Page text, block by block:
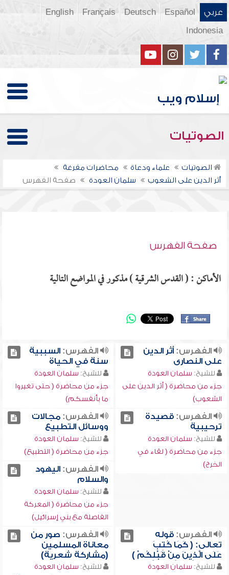
عربي Español
Deutsch
Français
English
Indonesia
الصوتيات
الصوتيات علماء ودعاة
محاضرات مفرغة
أثر الدين على الشعوب
سلمان العودة صفحة الفهرس
صفحة الفهرس
الأماكن : ( القدس الشرقية ) مذكور في المواضع التالية
الفهرس:أثر الدين
على النصارى
للشيخ: سلمان العودة
جزء من محاضرة ( أثر الدين على
الشعوب)
الفهرس:السببية
سنة في الحياة
للشيخ: سلمان العودة
جزء من محاضرة ( حتى تغيروا
ما بأنفسكم)
الفهرس:قصيدة
ترحيبية
للشيخ: سلمان العودة
جزء من محاضرة ( لقاء في
الخرج)
الفهرس:مجالات
ووسائل التطبيع
للشيخ: سلمان العودة
جزء من محاضرة ( التطبيع)
الفهرس:اليهود
والسلام
للشيخ: سلمان العودة
جزء من محاضرة ( المعركة
الفاصلة مع بني إسرائيل)
الفهرس:قوله
تعالى: ( كَمَا كُتِبَ
عَلَى الَّذِينَ مِنْ قَبْلِكُمْ )
للشيخ: سلمان العودة
الفهرس: صور من
معاناة المسلمين
(مشاركة شعرية)
للشيخ: سلمان العودة